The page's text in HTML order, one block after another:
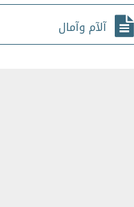
آلآم وآمال